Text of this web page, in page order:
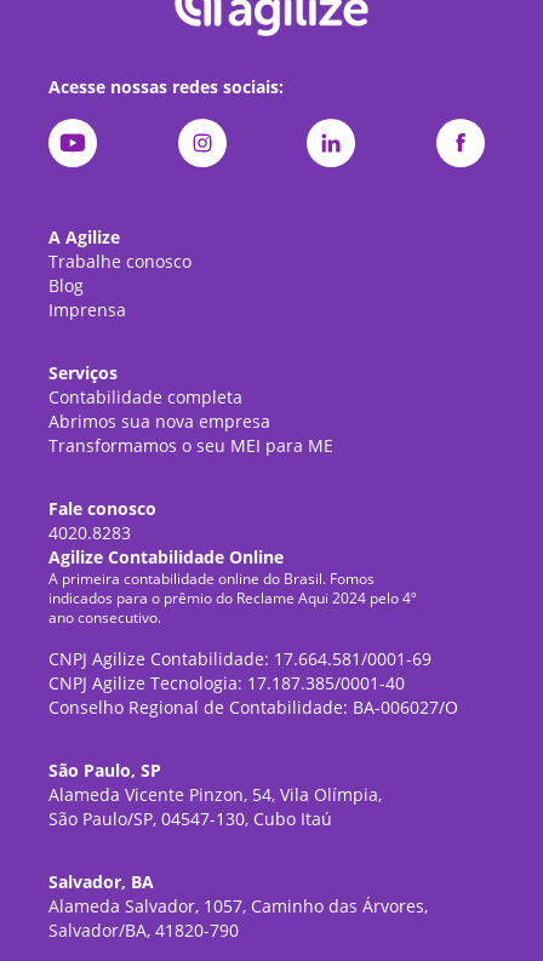
Acesse nossas redes sociais:
A Agilize
Trabalhe conosco
Blog
Imprensa
Serviços
Contabilidade completa
Abrimos sua nova empresa
Transformamos o seu MEI para ME
Fale conosco
4020.8283
Agilize Contabilidade Online
A primeira contabilidade online do Brasil. Fomos
indicados para o prêmio do Reclame Aqui 2024 pelo 4º
ano consecutivo.
CNPJ Agilize Contabilidade: 17.664.581/0001-69
CNPJ Agilize Tecnologia: 17.187.385/0001-40
Conselho Regional de Contabilidade: BA-006027/O
São Paulo, SP
Alameda Vicente Pinzon, 54, Vila Olímpia,
São Paulo/SP, 04547-130, Cubo Itaú
Salvador, BA
Alameda Salvador, 1057, Caminho das Árvores,
Salvador/BA, 41820-790